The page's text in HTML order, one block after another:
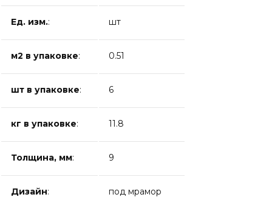
Ед. изм.: шт
м2 в упаковке: 0.51
шт в упаковке: 6
кг в упаковке: 11.8
Толщина, мм: 9
Дизайн: под мрамор